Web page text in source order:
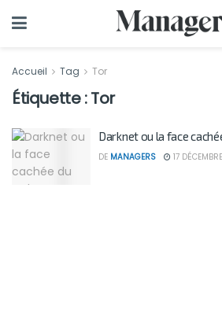
Accueil Tag Tor
Étiquette :Tor
Darknet ou la face
DE MANAGERS 17